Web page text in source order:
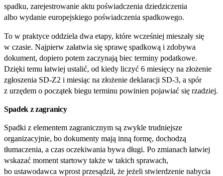
spadku, zarejestrowanie aktu poświadczenia dziedziczenia
albo wydanie europejskiego poświadczenia spadkowego.
To w praktyce oddziela dwa etapy, które wcześniej mieszały się
w czasie. Najpierw załatwia się sprawę spadkową i zdobywa
dokument, dopiero potem zaczynają biec terminy podatkowe.
Dzięki temu łatwiej ustalić, od kiedy liczyć 6 miesięcy na złożenie
zgłoszenia SD‑Z2 i miesiąc na złożenie deklaracji SD‑3, a spór
z urzędem o początek biegu terminu powinien pojawiać się rzadziej.
Spadek z zagranicy
Spadki z elementem zagranicznym są zwykle trudniejsze
organizacyjnie, bo dokumenty mają inną formę, dochodzą
tłumaczenia, a czas oczekiwania bywa długi. Po zmianach łatwiej
wskazać moment startowy także w takich sprawach,
bo ustawodawca wprost przesądził, że jeżeli stwierdzenie nabycia